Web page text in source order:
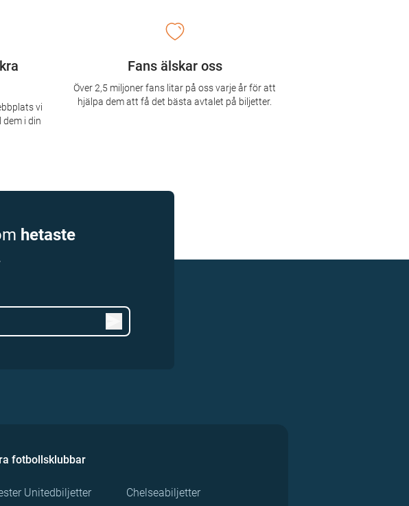
vi
i din
Fans älskar oss
Över 2,5 miljoner fans litar på oss varje år för att
hjälpa dem att få det bästa avtalet på biljetter.
hetaste
fotbollsklubbar
Unitedbiljetter
Chelseabiljetter